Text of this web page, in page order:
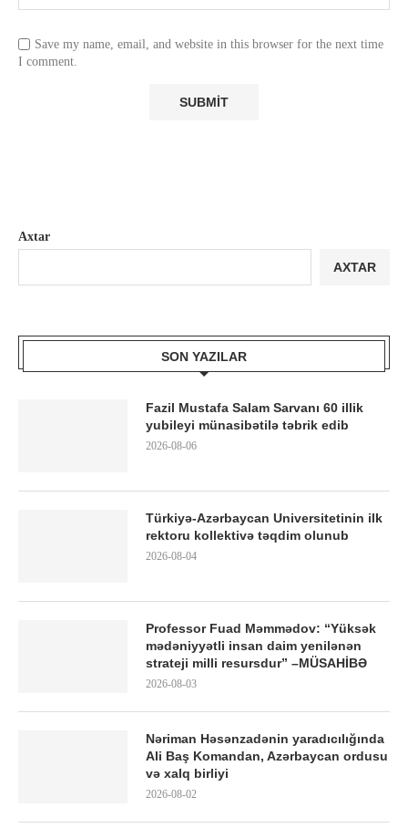
Save my name, email, and website in this browser for the next time
I comment.
Axtar
AXTAR
SON YAZILAR
Fazil Mustafa Salam Sarvanı 60 illik
yubileyi münasibətilə təbrik edib
2026-08-06
Türkiyə-Azərbaycan Universitetinin ilk
rektoru kollektivə təqdim olunub
2026-08-04
Professor Fuad Məmmədov: “Yüksək
mədəniyyətli insan daim yenilənən
strateji milli resursdur” –MÜSAHİBƏ
2026-08-03
Nəriman Həsənzadənin yaradıcılığında
Ali Baş Komandan, Azərbaycan ordusu
və xalq birliyi
2026-08-02